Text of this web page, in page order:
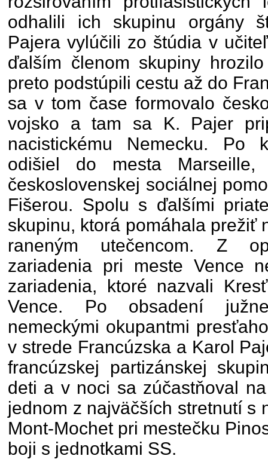
odhalili ich skupinu orgány
Pajera vylúčili zo štúdia v
ďalším členom skupiny
preto podstúpili cestu až do
sa v tom čase formovalo
vojsko a tam sa K. Pajer
nacistickému Nemecku. Po
odišiel do mesta
československej sociálnej
Fišerou. Spolu s ďalšími
skupinu, ktorá pomáhala prežiť
raneným utečencom. Z
zariadenia pri meste Vence
zariadenia, ktoré nazvali
Vence. Po obsadení
nemeckými okupantmi
v strede Francúzska a Karol
francúzskej partizánskej
deti a v noci sa zúčastňoval
jednom z najväčších stretnutí s
Mont-Mochet pri mestečku
boji s jednotkami SS.